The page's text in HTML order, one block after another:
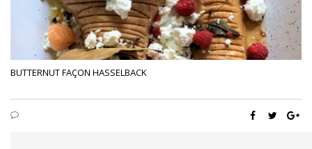
BUTTERNUT FAÇON HASSELBACK